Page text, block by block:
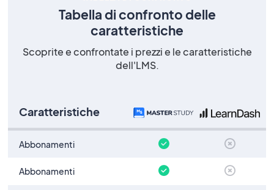
Tabella di confronto delle
caratteristiche
Scoprite e confrontate i prezzi e le caratteristiche
dell'LMS.
Caratteristiche
Abbonamenti
Abbonamenti